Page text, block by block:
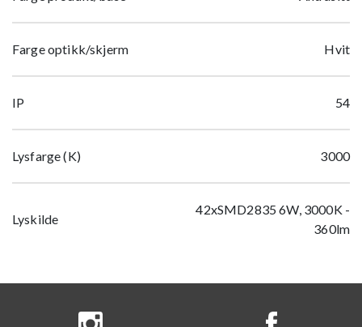
Farge optikk/skjerm Hvit
IP 54
Lysfarge (K) 3000
Lyskilde
42xSMD2835 6W, 3000K -
360lm